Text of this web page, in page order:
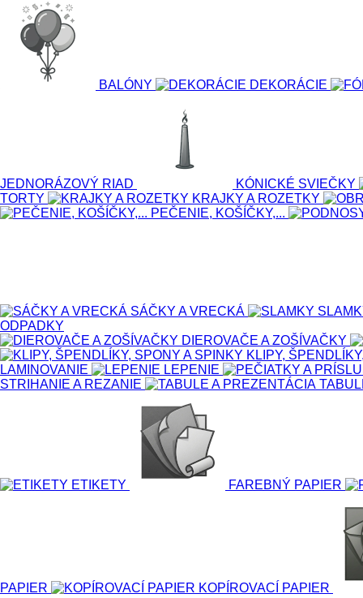
BALÓNY DEKORÁCIE
JEDNORÁZOVÝ RIAD
KÓNICKÉ SVIEČKY
TORTY
KRAJKY A ROZETKY
PEČENIE, KOŠÍČKY,...
SÁČKY A VRECKÁ
ODPADKY
DIEROVAČE A ZOŠÍVAČKY
KLIPY,
LAMINOVANIE
LEPENIE
STRIHANIE A REZANIE
ETIKETY FAREBNÝ PAPIER
PAPIER KOPÍROVACÍ PAPIER